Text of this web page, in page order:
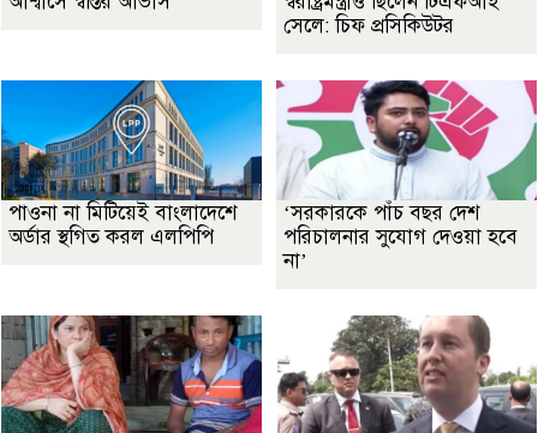
সেলে: চিফ প্রসিকিউটর
পাওনা না মিটিয়েই বাংলাদেশে
অর্ডার স্থগিত করল এলপিপি
‘সরকারকে পাঁচ বছর দেশ
পরিচালনার সুযোগ দেওয়া হবে
না’